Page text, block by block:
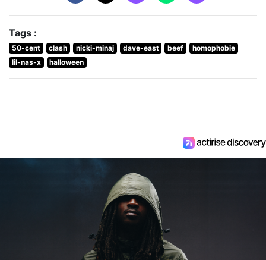
Tags :
50-cent clash nicki-minaj dave-east beef
homophobie
lil-nas-x
halloween